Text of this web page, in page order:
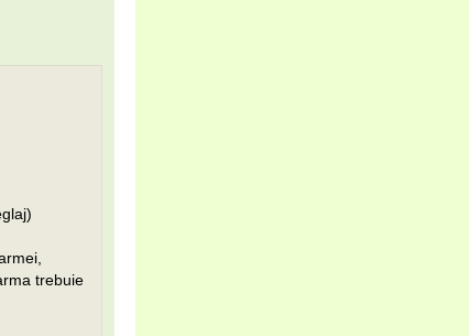
trebuie